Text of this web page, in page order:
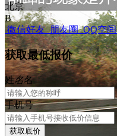
北京
B
微信好友 朋友圈 QQ空间
获取最低报价
姓名名
手机号
获取底价